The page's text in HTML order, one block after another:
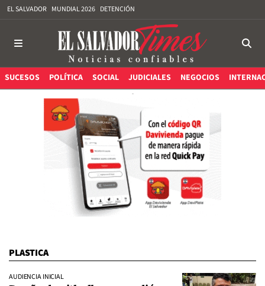
EL SALVADOR MUNDIAL 2026 DETENCIÓN
SUCESOS POLÍTICA SOCIAL JUDICIALES NEGOCIOS
PLASTICA
AUDIENCIA INICIAL